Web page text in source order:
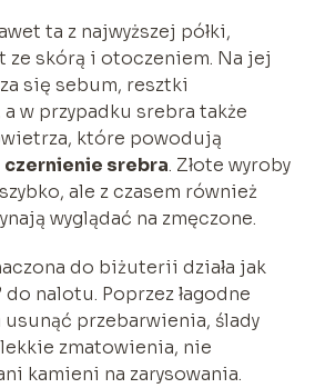
ta z najwyższej półki,
ze skórą i otoczeniem. Na jej
się sebum, resztki
w przypadku srebra także
które powodują
czernienie srebra. Złote wyroby
ale z czasem również
wyglądać na zmęczone.
do biżuterii działa jak
nalotu. Poprzez łagodne
przebarwienia, ślady
zmatowienia, nie
kamieni na zarysowania.